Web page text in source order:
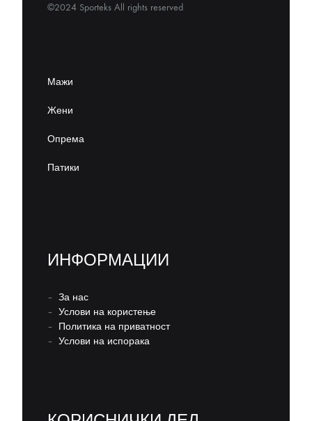
©2024 Sporteks All rights reserved
Мажи
Жени
Опрема
Патики
ИНФОРМАЦИИ
– За нас
– Услови на користење
– Политика на приватност
– Услови на испорака